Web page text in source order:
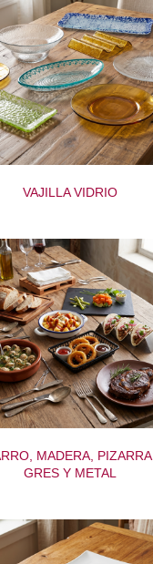
VAJILLA VIDRIO
MADERA, PIZARRA,
GRES Y METAL